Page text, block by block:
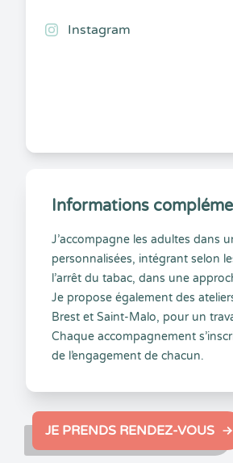
Instagram
Informations
J’accompagne les adultes dans
personnalisées, intégrant selon
l’arrêt du tabac, dans une
Je propose également des
Brest et Saint-Malo, pour un
Chaque accompagnement
de l’engagement de chacun.
JE PRENDS RENDEZ-VOUS